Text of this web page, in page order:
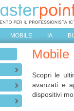
MOBILE IA
Mobile
Scopri le
avanzati e
dispositivi